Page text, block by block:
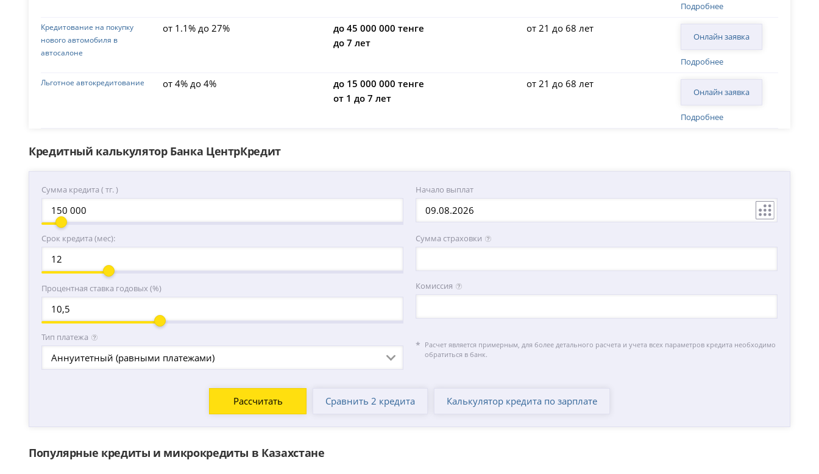
Подробнее
Кредитование на покупку
нового автомобиля в
автосалоне
от 1.1% до 27%
до 45 000 000 тенге
до 7 лет
от 21 до 68 лет
Подробнее
Онлайн заявка
Льготное автокредитование от 4% до 4%
до 15 000 000 тенге
от 1 до 7 лет
от 21 до 68 лет
Подробнее
Онлайн заявка
Кредитный калькулятор Банка ЦентрКредит
Сумма кредита ( тг. )
Срок кредита (мес):
Процентная ставка годовых (%)
Тип платежа
Аннуитетный (равными платежами)
Начало выплат
Сумма страховки
Комиссия
Расчет является примерным, для более детального расчета и учета всех параметров кредита необходимо
обратиться в банк.
Сравнить 2 кредита Калькулятор кредита по зарплате
Популярные кредиты и микрокредиты в Казахстане